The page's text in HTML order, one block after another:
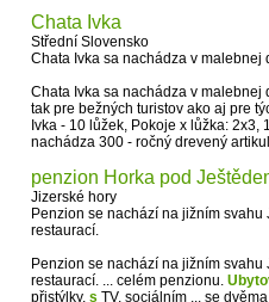
Chata Ivka
Střední Slovensko
Chata Ivka sa nachádza v
Chata Ivka sa nachádza v
tak pre bežných turistov ako aj pre
Ivka - 10 lůžek, Pokoje x lůžka: 2x3,
nachádza 300 - ročný drevený
penzion Horka pod
Jizerské hory
Penzion se nachází na jižním
restaurací.
Penzion se nachází na jižním svahu
restaurací. ... celém penzionu.
přistýlky, s TV, sociálním ... se